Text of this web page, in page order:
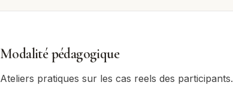
Modalité pédagogique
Ateliers pratiques sur les cas reels des participants.